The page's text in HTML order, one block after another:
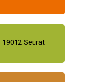
19012 Seurat